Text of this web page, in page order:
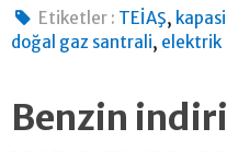
Etiketler : TEİAŞ,
doğal gaz santrali, elektrik
Benzin